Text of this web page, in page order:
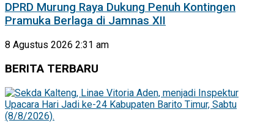
DPRD Murung Raya Dukung Penuh Kontingen
Pramuka Berlaga di Jamnas XII
8 Agustus 2026 2:31 am
BERITA TERBARU